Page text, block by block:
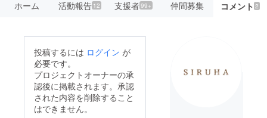
ホーム 活動報告12 支援者99+ 仲間募集 コメント2
投稿するには ログイン が
必要です。
プロジェクトオーナーの承
認後に掲載されます。承認
された内容を削除すること
はできません。